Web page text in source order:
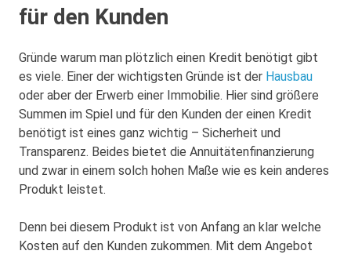
für den Kunden
Gründe warum man plötzlich einen Kredit benötigt gibt
es viele. Einer der wichtigsten Gründe ist der Hausbau
oder aber der Erwerb einer Immobilie. Hier sind größere
Summen im Spiel und für den Kunden der einen Kredit
benötigt ist eines ganz wichtig – Sicherheit und
Transparenz. Beides bietet die Annuitätenfinanzierung
und zwar in einem solch hohen Maße wie es kein anderes
Produkt leistet.
Denn bei diesem Produkt ist von Anfang an klar welche
Kosten auf den Kunden zukommen. Mit dem Angebot